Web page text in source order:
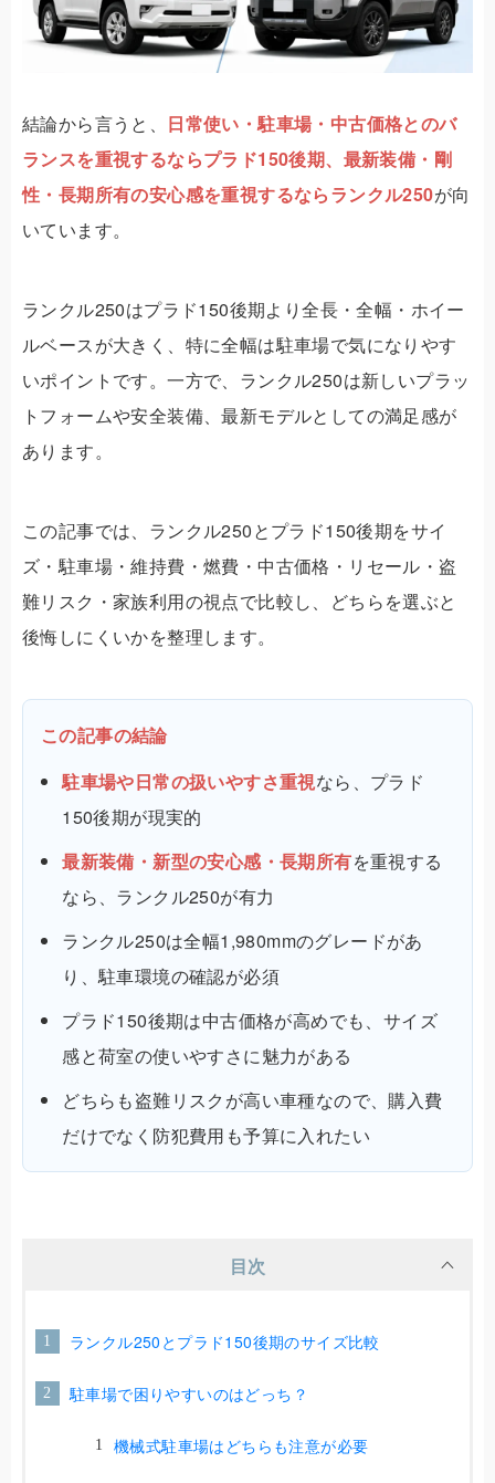
結論から言うと、 日常使い・駐車場・中古価格とのバ
ランスを重視するならプラド150後期、最新装備・剛
性・長期所有の安心感を重視するならランクル250が向
いています。
ランクル250はプラド150後期より全長・全幅・ホイー
ルベースが大きく、特に全幅は駐車場で気になりやす
いポイントです。一方で、ランクル250は新しいプラッ
トフォームや安全装備、最新モデルとしての満足感が
あります。
この記事では、ランクル250とプラド150後期をサイ
ズ・駐車場・維持費・燃費・中古価格・リセール・盗
難リスク・家族利用の視点で比較し、どちらを選ぶと
後悔しにくいかを整理します。
この記事の結論
駐車場や日常の扱いやすさ重視なら、プラド
150後期が現実的
最新装備・新型の安心感・長期所有を重視する
なら、ランクル250が有力
ランクル250は全幅1,980mmのグレードがあ
り、駐車環境の確認が必須
プラド150後期は中古価格が高めでも、サイズ
感と荷室の使いやすさに魅力がある
どちらも盗難リスクが高い車種なので、購入費
だけでなく防犯費用も予算に入れたい
目次
ランクル250とプラド150後期のサイズ比較
駐車場で困りやすいのはどっち？
機械式駐車場はどちらも注意が必要